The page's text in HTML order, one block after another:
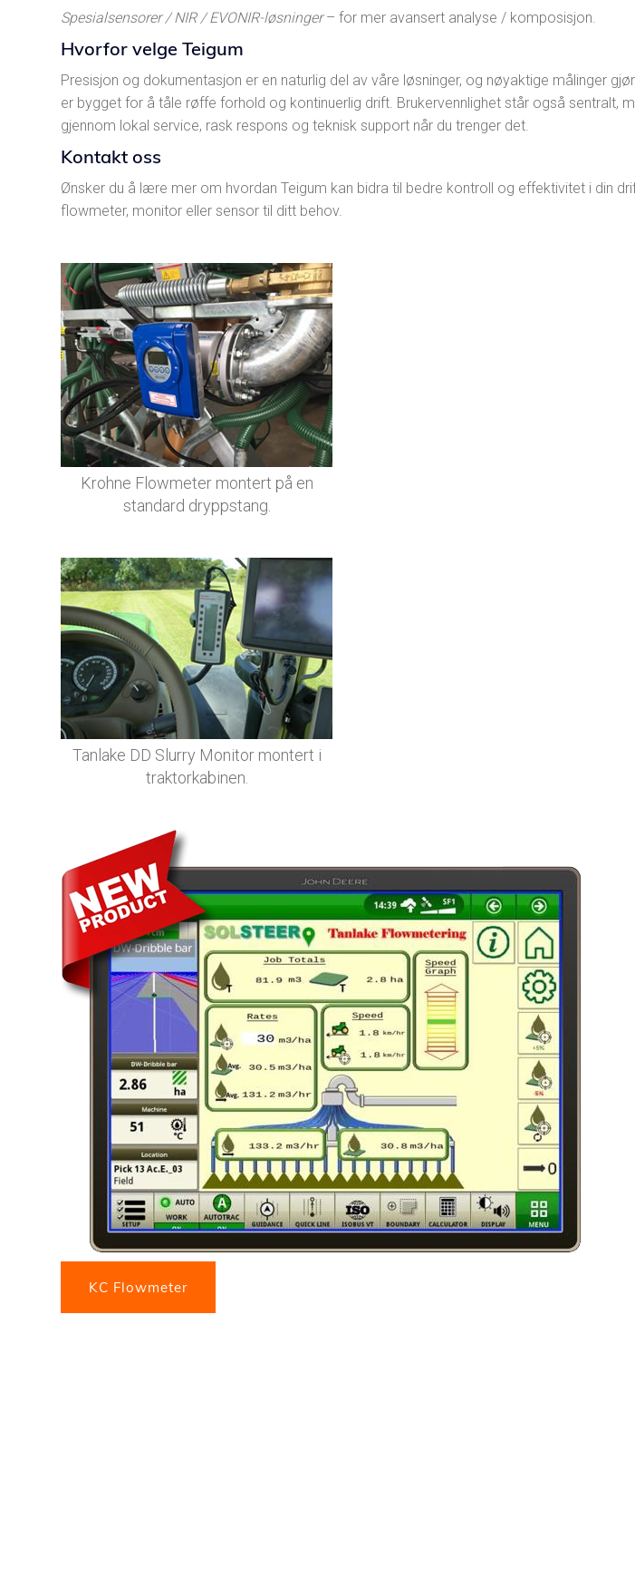
Spesialsensorer / NIR / EVONIR-løsninger– for mer avansert analyse / komposisjon.
Hvorfor velge Teigum
Presisjon og dokumentasjon er en naturlig del av våre løsninger, og nøyaktige målinger
er bygget for å tåle røffe forhold og kontinuerlig drift. Brukervennlighet står også sentralt,
gjennom lokal service, rask respons og teknisk support når du trenger det.
Kontakt oss
Ønsker du å lære mer om hvordan Teigum kan bidra til bedre kontroll og effektivitet i din
flowmeter, monitor eller sensor til ditt behov.
Krohne Flowmeter montert på en
standard dryppstang.
Tanlake DD Slurry Monitor montert i
traktorkabinen.
KC Flowmeter